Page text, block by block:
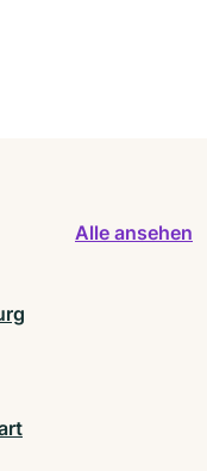
Alle ansehen